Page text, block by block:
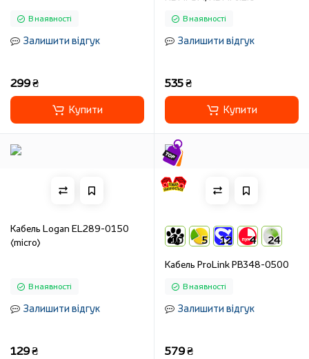
В наявності
Залишити відгук
299 ₴
Купити
В наявності
Залишити відгук
535 ₴
Купити
Кабель Logan EL289-0150
(micro)
В наявності
Залишити відгук
129 ₴
10 5 12 4 24
Кабель ProLink PB348-0500
В наявності
Залишити відгук
579 ₴